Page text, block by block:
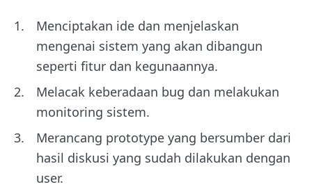
Menciptakan ide dan menjelaskan
mengenai sistem yang akan dibangun
seperti fitur dan kegunaannya.
Melacak keberadaan bug dan melakukan
monitoring sistem.
Merancang prototype yang bersumber dari
hasil diskusi yang sudah dilakukan dengan
user.